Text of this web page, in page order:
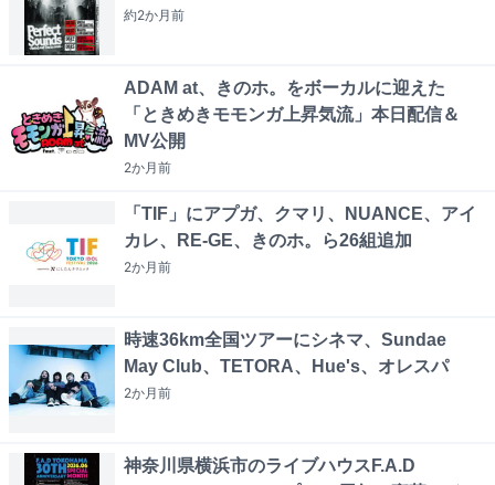
約2か月前
ADAM at、きのホ。をボーカルに迎えた
「ときめきモモンガ上昇気流」本日配信＆
MV公開
2か月前
「TIF」にアプガ、クマリ、NUANCE、アイ
カレ、RE-GE、きのホ。ら26組追加
2か月前
時速36km全国ツアーにシネマ、Sundae
May Club、TETORA、Hue's、オレスパ
2か月前
神奈川県横浜市のライブハウスF.A.D